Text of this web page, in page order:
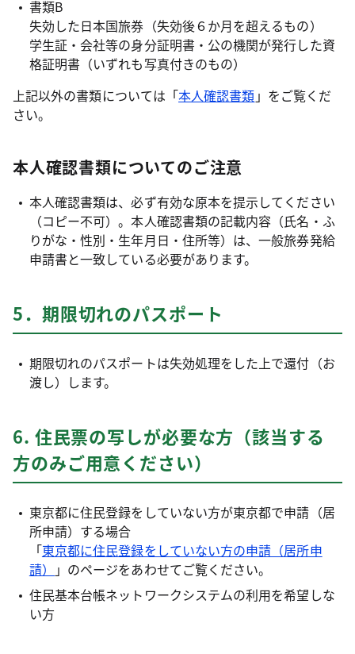
書類B
失効した日本国旅券（失効後６か月を超えるもの）
学生証・会社等の身分証明書・公の機関が発行した資
格証明書（いずれも写真付きのもの）
上記以外の書類については「本人確認書類 」をご覧くだ
さい。
本人確認書類についてのご注意
本人確認書類は、必ず有効な原本を提示してください
（コピー不可）。本人確認書類の記載内容（氏名・ふ
りがな・性別・生年月日・住所等）は、一般旅券発給
申請書と一致している必要があります。
5．期限切れのパスポート
期限切れのパスポートは失効処理をした上で還付（お
渡し）します。
6. 住民票の写しが必要な方（該当する
方のみご用意ください）
東京都に住民登録をしていない方が東京都で申請（居
所申請）する場合
「東京都に住民登録をしていない方の申請（居所申
請）
」のページをあわせてご覧ください。
住民基本台帳ネットワークシステムの利用を希望しな
い方